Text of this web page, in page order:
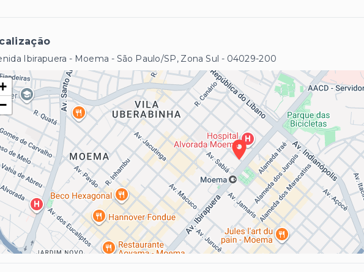
Ibirapuera - Moema - São Paulo/SP, Zona Sul - 04029-200